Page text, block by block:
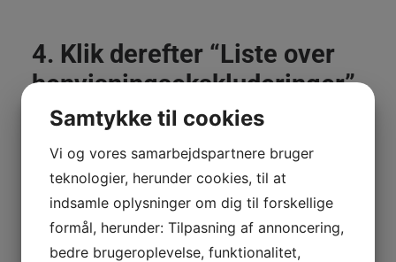
4. Klik derefter “Liste over
henvisningsekskluderinger”
af mulighederne der
kommer frem
GenieWords analytics liste
over
henvisningsekskluderinger
Samtykke til cookies
Vi og vores samarbejdspartnere bruger
teknologier, herunder cookies, til at
indsamle oplysninger om dig til forskellige
formål, herunder: Tilpasning af annoncering,
bedre brugeroplevelse, funktionalitet,